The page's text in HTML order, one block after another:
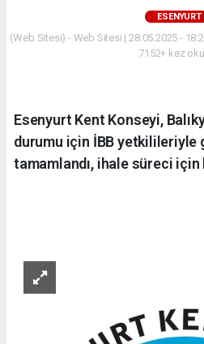
ESENYURT
(Web Sitesi) - Web Sitesi | 28.05.2025 -
7152+ kez
Esenyurt Kent Konseyi,
durumu için İBB yetkilileriyle
tamamlandı, ihale süreci için